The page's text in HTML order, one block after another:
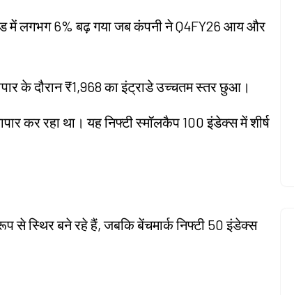
में लगभग 6% बढ़ गया जब कंपनी ने Q4FY26 आय और
के दौरान ₹1,968 का इंट्राडे उच्चतम स्तर छुआ।
कर रहा था। यह निफ्टी स्मॉलकैप 100 इंडेक्स में शीर्ष
से स्थिर बने रहे हैं, जबकि बेंचमार्क निफ्टी 50 इंडेक्स